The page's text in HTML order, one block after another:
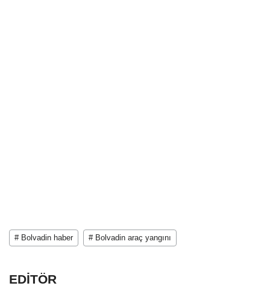
# Bolvadin haber # Bolvadin araç yangını
EDİTÖR